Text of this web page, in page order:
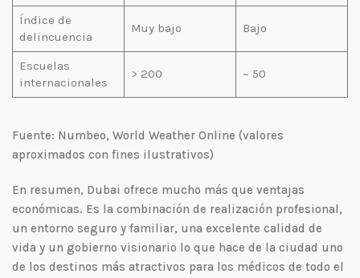
Índice de
delincuencia
Muy bajo Bajo
Escuelas
internacionales
> 200 ~ 50
Fuente: Numbeo, World Weather Online (valores
aproximados con fines ilustrativos)
En resumen, Dubai ofrece mucho más que ventajas
económicas. Es la combinación de realización profesional,
un entorno seguro y familiar, una excelente calidad de
vida y un gobierno visionario lo que hace de la ciudad uno
de los destinos más atractivos para los médicos de todo el